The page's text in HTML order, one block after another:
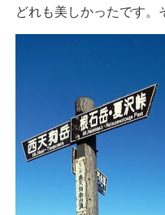
どれも美しかったです。